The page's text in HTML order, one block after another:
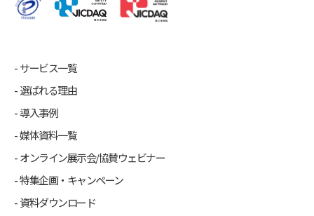
サービス一覧
選ばれる理由
導入事例
媒体資料一覧
オンライン展示会/協賛ウェビナー
特集企画・キャンペーン
資料ダウンロード